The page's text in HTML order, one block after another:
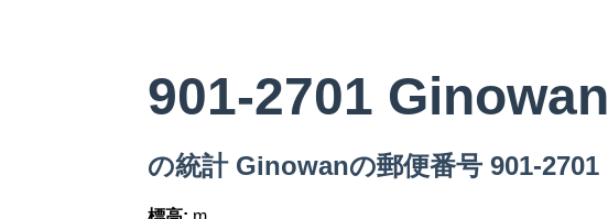
901-2701 Ginowan
の統計 Ginowanの郵便番号 901-2701